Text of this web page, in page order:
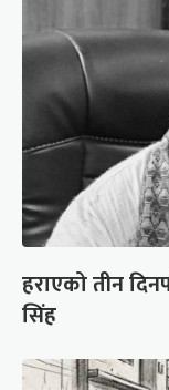
हराएको तीन
सिंह